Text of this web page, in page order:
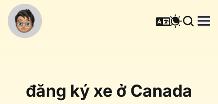
đăng ký xe ở Canada